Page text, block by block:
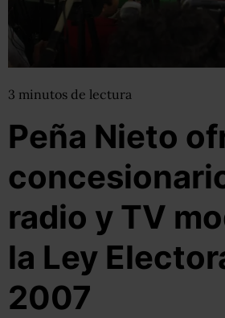
3 minutos de lectura
Peña Nieto
radio y TV
la Ley
2007